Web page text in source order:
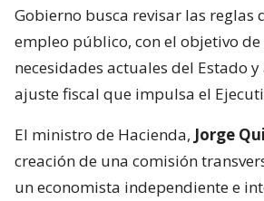
Gobierno busca revisar las reglas
empleo público, con el objetivo
necesidades actuales del Estado
ajuste fiscal que impulsa el
El ministro de Hacienda, Jorge
creación de una comisión
un economista independiente e